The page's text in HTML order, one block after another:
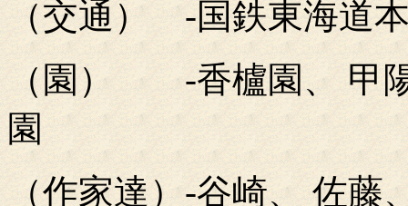
（交通） -国鉄東海道
（園） -香櫨園、 甲
園
（作家達）-谷崎、 佐